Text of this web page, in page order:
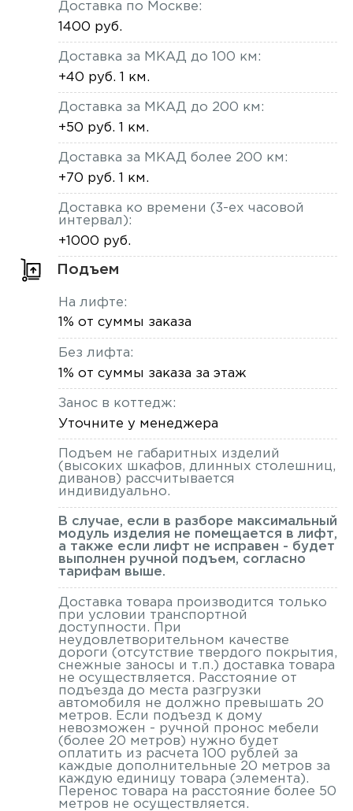
Доставка по Москве:
1400 руб.
Доставка за МКАД до 100 км:
+40 руб. 1 км.
Доставка за МКАД до 200 км:
+50 руб. 1 км.
Доставка за МКАД более 200 км:
+70 руб. 1 км.
Доставка ко времени (3-ех часовой
интервал):
+1000 руб.
Подъем
На лифте:
1% от суммы заказа
Без лифта:
1% от суммы заказа за этаж
Занос в коттедж:
Уточните у менеджера
Подъем не габаритных изделий
(высоких шкафов, длинных столешниц,
диванов) рассчитывается
индивидуально.
В случае, если в разборе максимальный
модуль изделия не помещается в лифт,
а также если лифт не исправен - будет
выполнен ручной подъем, согласно
тарифам выше.
Доставка товара производится только
при условии транспортной
доступности. При
неудовлетворительном качестве
дороги (отсутствие твердого покрытия,
снежные заносы и т.п.) доставка товара
не осуществляется. Расстояние от
подъезда до места разгрузки
автомобиля не должно превышать 20
метров. Если подъезд к дому
невозможен - ручной пронос мебели
(более 20 метров) нужно будет
оплатить из расчета 100 рублей за
каждые дополнительные 20 метров за
каждую единицу товара (элемента).
Перенос товара на расстояние более 50
метров не осуществляется.